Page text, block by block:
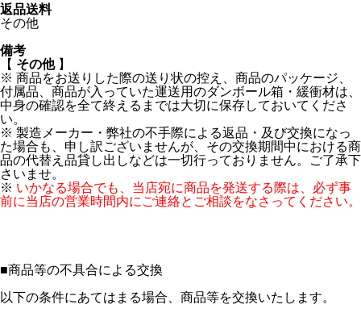
返品送料
その他
備考
【 その他】
※ 商品をお送りした際の送り状の控え、商品のパッケージ、
付属品、商品が入っていた運送用のダンボール箱・緩衝材は、
中身の確認を全て終えるまでは大切に保存しておいてくださ
い。
※ 製造メーカー・弊社の不手際による返品・及び交換になっ
た場合も、申し訳ございませんが、その交換期間中における商
品の代替え品貸し出しなどは一切行っておりません。ご了承下
さいませ。
※ いかなる場合でも、当店宛に商品を発送する際は、必ず事
前に当店の営業時間内にご連絡とご相談をなさってください。
■商品等の不具合による交換
以下の条件にあてはまる場合、商品等を交換いたします。